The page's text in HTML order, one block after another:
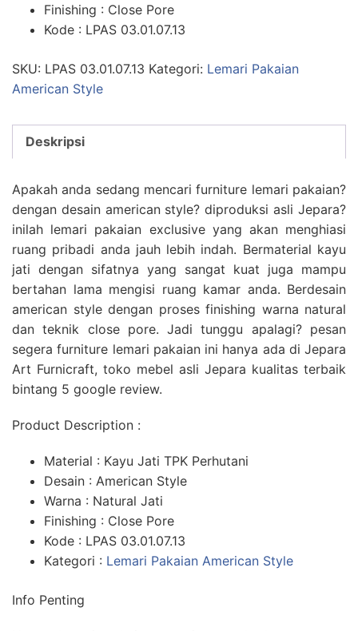
Finishing : Close Pore
Kode : LPAS 03.01.07.13
SKU: LPAS 03.01.07.13 Kategori: Lemari Pakaian
American Style
Deskripsi
Apakah anda sedang mencari furniture lemari pakaian?
dengan desain american style? diproduksi asli Jepara?
inilah lemari pakaian exclusive yang akan menghiasi
ruang pribadi anda jauh lebih indah. Bermaterial kayu
jati dengan sifatnya yang sangat kuat juga mampu
bertahan lama mengisi ruang kamar anda. Berdesain
american style dengan proses finishing warna natural
dan teknik close pore. Jadi tunggu apalagi? pesan
segera furniture lemari pakaian ini hanya ada di Jepara
Art Furnicraft, toko mebel asli Jepara kualitas terbaik
bintang 5 google review.
Product Description :
Material : Kayu Jati TPK Perhutani
Desain : American Style
Warna : Natural Jati
Finishing : Close Pore
Kode : LPAS 03.01.07.13
Kategori : Lemari Pakaian American Style
Info Penting